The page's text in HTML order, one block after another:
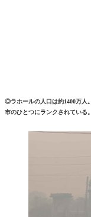
◎ラホールの人口は約1400万人
市のひとつにランクされている。